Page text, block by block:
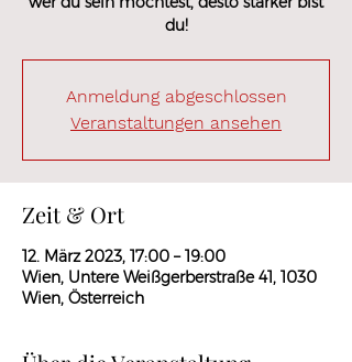
du!
Anmeldung abgeschlossen
Veranstaltungen ansehen
Zeit & Ort
12. März 2023, 17:00 – 19:00
Wien, Untere Weißgerberstraße 41, 1030
Wien, Österreich